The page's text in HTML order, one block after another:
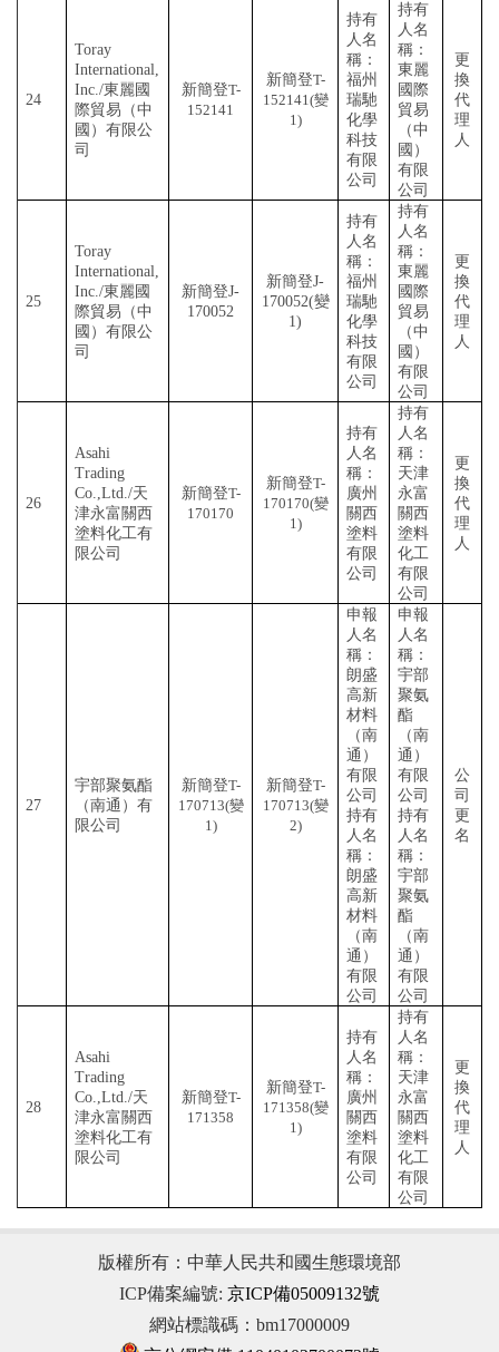
24
Toray
International,
Inc./東麗國
際貿易（中
國）有限公
司
新簡登T-
152141
新簡登T-
152141(變
1)
持有
人名
稱：
福州
瑞馳
化學
科技
有限
公司
持有
人名
稱：
東麗
國際
貿易
（中
國）
有限
公司
更
換
代
理
人
25
Toray
International,
Inc./東麗國
際貿易（中
國）有限公
司
新簡登J-
170052
新簡登J-
170052(變
1)
持有
人名
稱：
福州
瑞馳
化學
科技
有限
公司
持有
人名
稱：
東麗
國際
貿易
（中
國）
有限
公司
更
換
代
理
人
26
Asahi
Trading
Co.,Ltd./天
津永富關西
塗料化工有
限公司
新簡登T-
170170
新簡登T-
170170(變
1)
持有
人名
稱：
廣州
關西
塗料
有限
公司
持有
人名
稱：
天津
永富
關西
塗料
化工
有限
公司
更
換
代
理
人
27
宇部聚氨酯
（南通）有
限公司
新簡登T-
170713(變
1)
新簡登T-
170713(變
2)
申報
人名
稱：
朗盛
高新
材料
（南
通）
有限
公司
持有
人名
稱：
朗盛
高新
材料
（南
通）
有限
公司
申報
人名
稱：
宇部
聚氨
酯
（南
通）
有限
公司
持有
人名
稱：
宇部
聚氨
酯
（南
通）
有限
公司
公
司
更
名
28
Asahi
Trading
Co.,Ltd./天
津永富關西
塗料化工有
限公司
新簡登T-
171358
新簡登T-
171358(變
1)
持有
人名
稱：
廣州
關西
塗料
有限
公司
持有
人名
稱：
天津
永富
關西
塗料
化工
有限
公司
更
換
代
理
人
版權所有：中華人民共和國生態環境部
ICP備案編號: 京ICP備05009132號
網站標識碼：bm17000009